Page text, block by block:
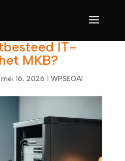
IT-
MKB?
mei 16, 2026 WPSEOAI